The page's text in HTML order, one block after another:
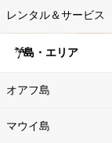
レンタル＆サービス
島・エリア
オアフ島
マウイ島